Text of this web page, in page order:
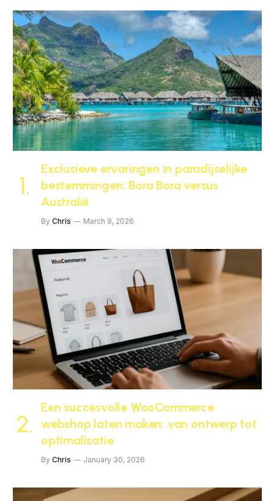
Exclusieve ervaringen in paradijselijke
bestemmingen: Bora Bora versus
Australië
By Chris March 9, 2026
Een succesvolle WooCommerce
webshop laten maken: van ontwerp tot
optimalisatie
By Chris January 30, 2026